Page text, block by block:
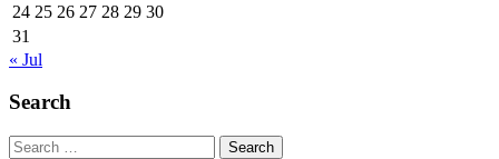
24 25 26 27 28 29 30
31
« Jul
Search
Search